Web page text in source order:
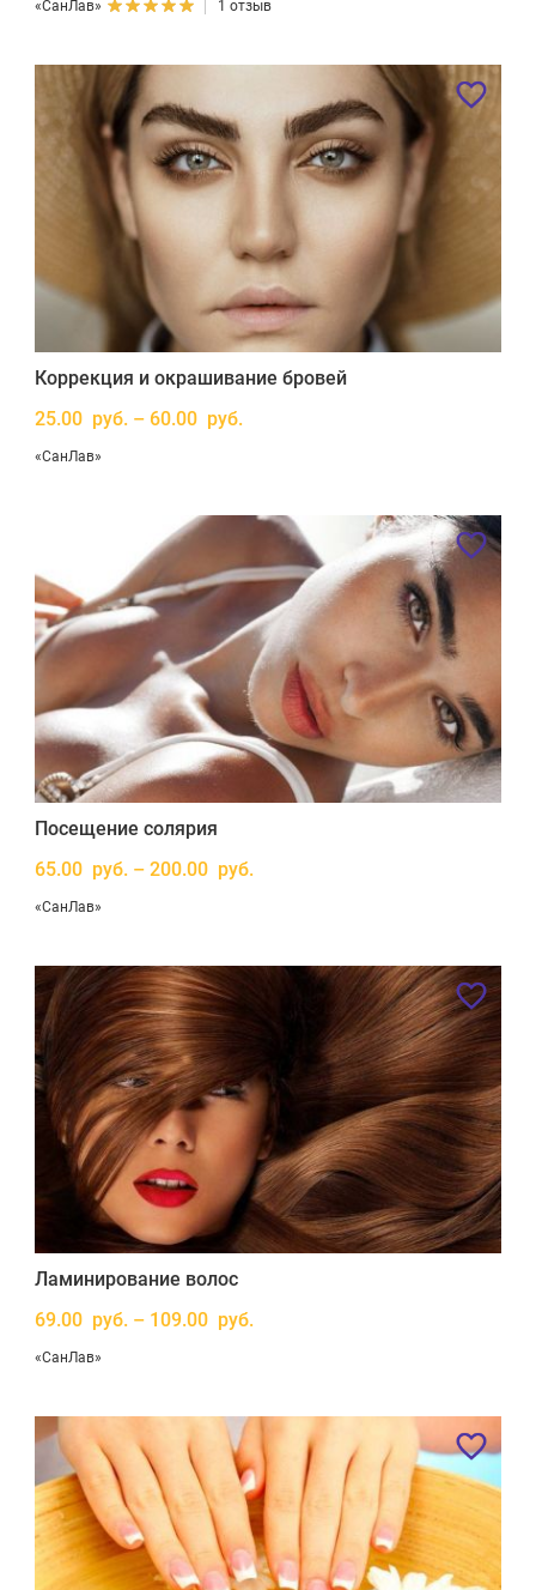
«СанЛав» 1 отзыв
Коррекция и окрашивание бровей
25.00 руб. – 60.00 руб.
«СанЛав»
Посещение солярия
65.00 руб. – 200.00 руб.
«СанЛав»
Ламинирование волос
69.00 руб. – 109.00 руб.
«СанЛав»